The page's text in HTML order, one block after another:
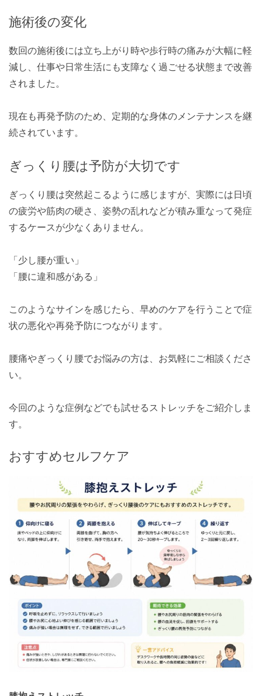
施術後の変化
数回の施術後には立ち上がり時や歩行時の痛みが大幅に軽
減し、仕事や日常生活にも支障なく過ごせる状態まで改善
されました。
現在も再発予防のため、定期的な身体のメンテナンスを継
続されています。
ぎっくり腰は予防が大切です
ぎっくり腰は突然起こるように感じますが、実際には日頃
の疲労や筋肉の硬さ、姿勢の乱れなどが積み重なって発症
するケースが少なくありません。
「少し腰が重い」
「腰に違和感がある」
このようなサインを感じたら、早めのケアを行うことで症
状の悪化や再発予防につながります。
腰痛やぎっくり腰でお悩みの方は、お気軽にご相談くださ
い。
今回のような症例などでも試せるストレッチをご紹介しま
す。
おすすめセルフケア